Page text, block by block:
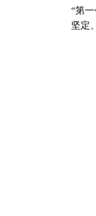
“第
坚定